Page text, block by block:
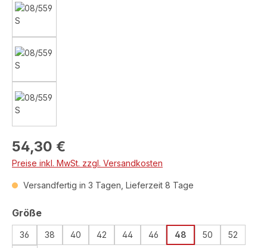
Regulärer Preis:
54,30 €
Preise inkl. MwSt. zzgl. Versandkosten
Versandfertig in 3 Tagen, Lieferzeit 8 Tage
Größeauswählen
36 38 40 42 44 46 48 50
52